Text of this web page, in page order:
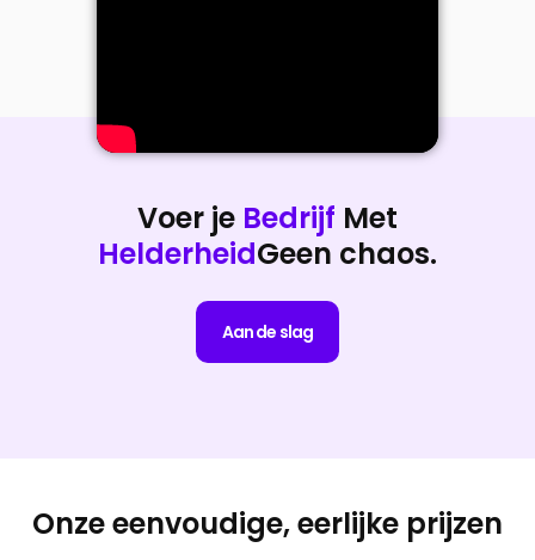
Voer je Bedrijf Met
HelderheidGeen chaos.
Aan de slag
Onze eenvoudige, eerlijke prijzen